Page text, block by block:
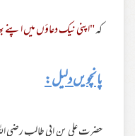
کہ"اپنی نیک دعاؤں میں اپنے
پانچویں دلیل: